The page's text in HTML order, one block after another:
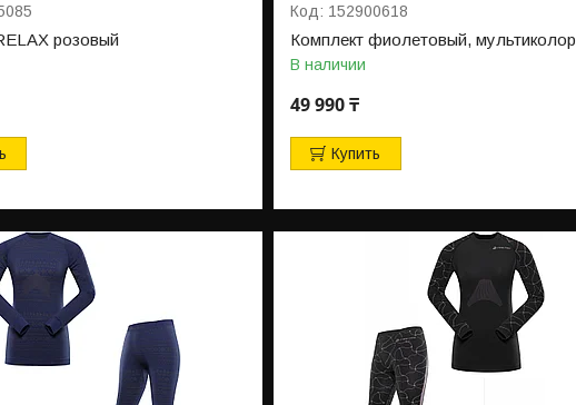
розовый
152900618
Комплект фиолетовый, мультиколор
В наличии
49 990 ₸
Купить